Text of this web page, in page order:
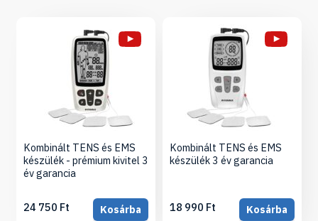
Kombinált TENS és EMS
készülék - prémium kivitel 3
év garancia
24 750 Ft
Kosárba
Kombinált TENS és EMS
készülék 3 év garancia
18 990 Ft
Kosárba